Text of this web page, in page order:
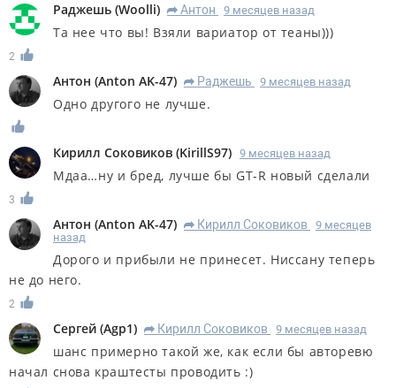
Раджешь (Woolli) R Антон 9 месяцев назад
Та нее что вы! Взяли вариатор от теаны)))
2
Антон (Anton AK-47) R Раджешь 9 месяцев назад
Одно другого не лучше.
Кирилл Соковиков (KirillS97) 9 месяцев назад
Мдаа…ну и бред, лучше бы GT-R новый сделали
3
Антон (Anton AK-47) R Кирилл Соковиков
9 месяцев
назад
Дорого и прибыли не принесет. Ниссану теперь
не до него.
2
Сергей (Agp1) R Кирилл Соковиков 9 месяцев назад
шанс примерно такой же, как если бы авторевю
начал снова краштесты проводить :)